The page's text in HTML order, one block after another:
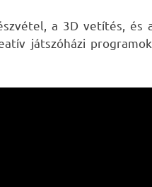
a 3D vetítés, és
játszóházi